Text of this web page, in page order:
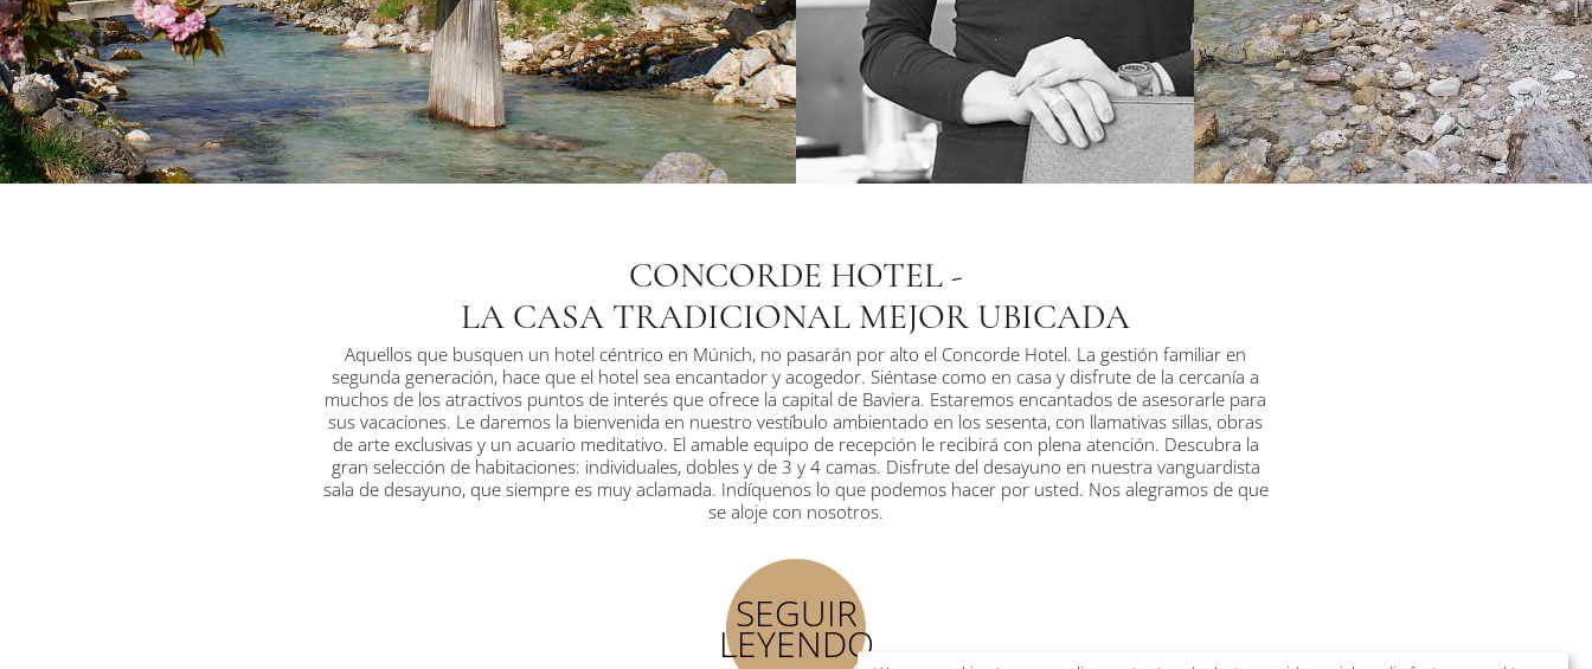
CONCORDE HOTEL -
LA CASA TRADICIONAL MEJOR UBICADA
Aquellos que busquen un hotel céntrico en Múnich, no pasarán por alto el Concorde Hotel. La gestión familiar en
segunda generación, hace que el hotel sea encantador y acogedor. Siéntase como en casa y disfrute de la cercanía a
muchos de los atractivos puntos de interés que ofrece la capital de Baviera. Estaremos encantados de asesorarle para
sus vacaciones. Le daremos la bienvenida en nuestro vestíbulo ambientado en los sesenta, con llamativas sillas, obras
de arte exclusivas y un acuario meditativo. El amable equipo de recepción le recibirá con plena atención. Descubra la
gran selección de habitaciones: individuales, dobles y de 3 y 4 camas. Disfrute del desayuno en nuestra vanguardista
sala de desayuno, que siempre es muy aclamada. Indíquenos lo que podemos hacer por usted. Nos alegramos de que
se aloje con nosotros.
DISFRUTAR EN MÚNICH
Pocas ciudades de Alemania son tan amadas por los visitantes como Múnich. Para mucho de los que visitan Alemania,
Múnich es la atracción preferida. El estilo de vida tradicional de los ciudadanos de Múnich, la arquitectura (en ocasiones
casi italiana) y el ambiente sureño cuentan con muchos adeptos que nos visitan desde todo el mundo. No hemos de
SEGUIR
LEYENDO